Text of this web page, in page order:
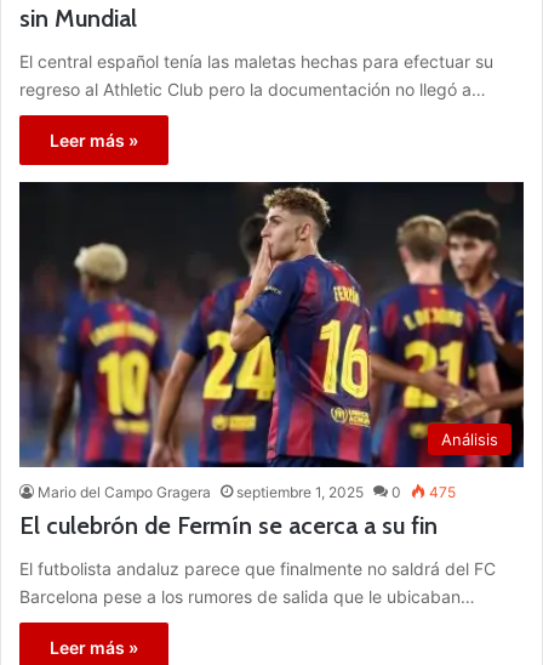
sin Mundial
El central español tenía las maletas hechas para efectuar su
regreso al Athletic Club pero la documentación no llegó a…
Leer más »
Análisis
Mario del Campo Gragera septiembre 1, 2025 0 475
El culebrón de Fermín se acerca a su fin
El futbolista andaluz parece que finalmente no saldrá del FC
Barcelona pese a los rumores de salida que le ubicaban…
Leer más »